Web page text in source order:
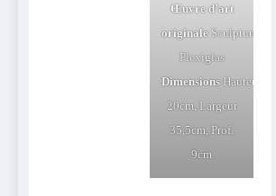
Œuvre d’art
originale Sculpture,
Plexiglas
Dimensions Hauteur
20cm, Largeur
35,5cm, Prof.
9cm